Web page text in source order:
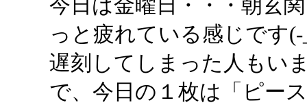
今日は金曜日・・・朝玄
っと疲れている感じです(-
遅刻してしまった人もい
で、今日の１枚は「ピー